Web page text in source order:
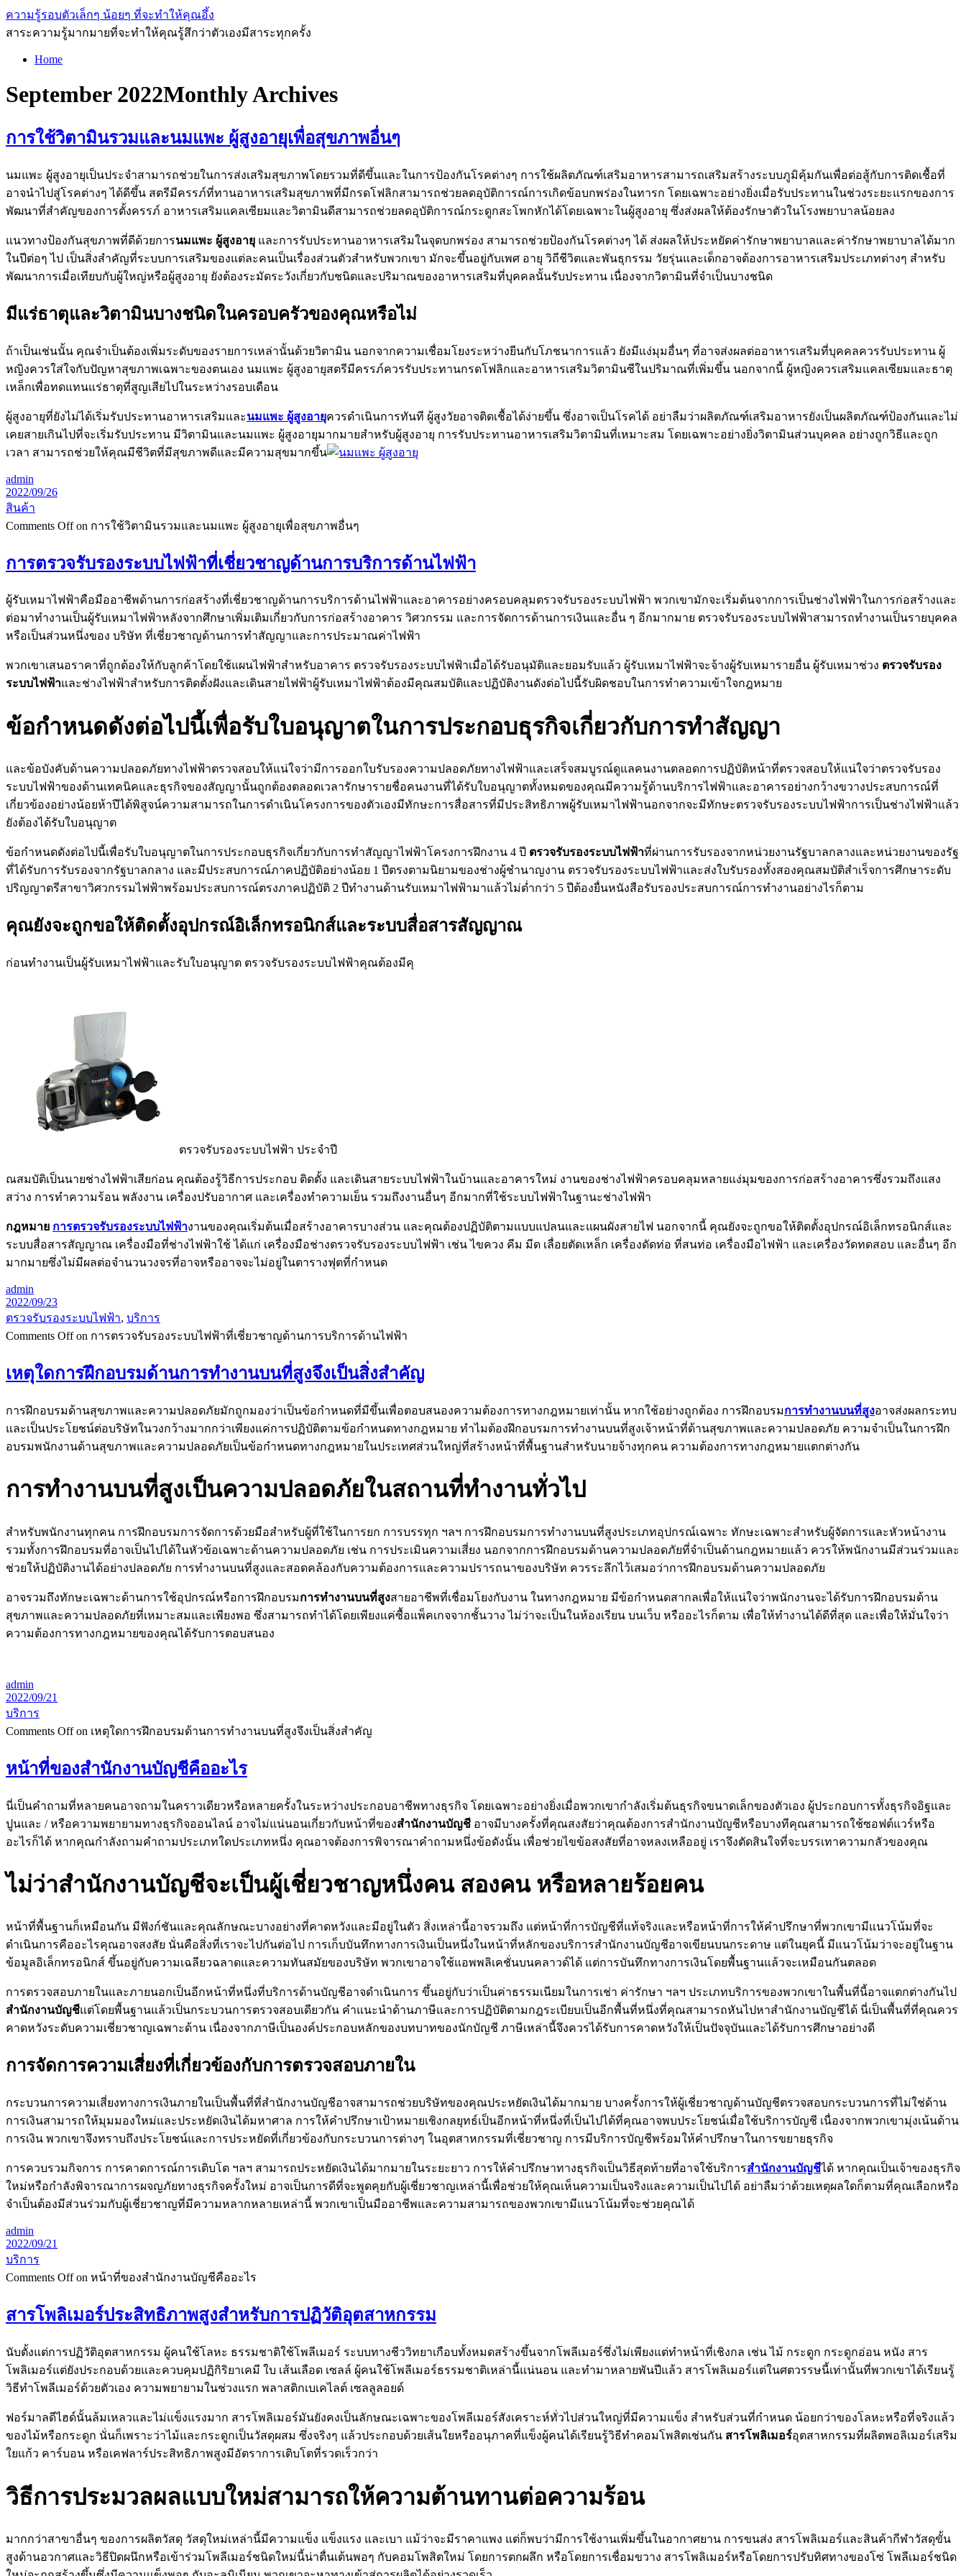
ความรู้รอบตัวเล็กๆ น้อยๆ ที่จะทำให้คุณอึ้ง
สาระความรู้มากมายที่จะทำให้คุณรู้สึกว่าตัวเองมีสาระทุกครั้ง
Home
September 2022Monthly Archives
การใช้วิตามินรวมและนมแพะ ผู้สูงอายุเพื่อสุขภาพอื่นๆ
นมแพะ ผู้สูงอายุเป็นประจำสามารถช่วยในการส่งเสริมสุขภาพโดยรวมที่ดีขึ้นและในการป้องกันโรคต่างๆ การใช้ผลิตภัณฑ์เสริมอาหารสามารถเสริมสร้างระบบภูมิคุ้มกันเพื่อต่อสู้กับการติดเชื้อที่
อาจนำไปสู่โรคต่างๆ ได้ดีขึ้น สตรีมีครรภ์ที่ทานอาหารเสริมสุขภาพที่มีกรดโฟลิกสามารถช่วยลดอุบัติการณ์การเกิดข้อบกพร่องในทารก โดยเฉพาะอย่างยิ่งเมื่อรับประทานในช่วงระยะแรกของการ
พัฒนาที่สำคัญของการตั้งครรภ์ อาหารเสริมแคลเซียมและวิตามินดีสามารถช่วยลดอุบัติการณ์กระดูกสะโพกหักได้โดยเฉพาะในผู้สูงอายุ ซึ่งส่งผลให้ต้องรักษาตัวในโรงพยาบาลน้อยลง
แนวทางป้องกันสุขภาพที่ดีด้วยการนมแพะ ผู้สูงอายุ และการรับประทานอาหารเสริมในจุดบกพร่อง สามารถช่วยป้องกันโรคต่างๆ ได้ ส่งผลให้ประหยัดค่ารักษาพยาบาลและค่ารักษาพยาบาลได้มาก
ในปีต่อๆ ไป เป็นสิ่งสำคัญที่ระบบการเสริมของแต่ละคนเป็นเรื่องส่วนตัวสำหรับพวกเขา มักจะขึ้นอยู่กับเพศ อายุ วิถีชีวิตและพันธุกรรม วัยรุ่นและเด็กอาจต้องการอาหารเสริมประเภทต่างๆ สำหรับ
พัฒนาการเมื่อเทียบกับผู้ใหญ่หรือผู้สูงอายุ ยังต้องระมัดระวังเกี่ยวกับชนิดและปริมาณของอาหารเสริมที่บุคคลนั้นรับประทาน เนื่องจากวิตามินที่จำเป็นบางชนิด
มีแร่ธาตุและวิตามินบางชนิดในครอบครัวของคุณหรือไม่
ถ้าเป็นเช่นนั้น คุณจำเป็นต้องเพิ่มระดับของรายการเหล่านั้นด้วยวิตามิน นอกจากความเชื่อมโยงระหว่างยีนกับโภชนาการแล้ว ยังมีแง่มุมอื่นๆ ที่อาจส่งผลต่ออาหารเสริมที่บุคคลควรรับประทาน ผู้
หญิงควรใส่ใจกับปัญหาสุขภาพเฉพาะของตนเอง นมแพะ ผู้สูงอายุสตรีมีครรภ์ควรรับประทานกรดโฟลิกและอาหารเสริมวิตามินซีในปริมาณที่เพิ่มขึ้น นอกจากนี้ ผู้หญิงควรเสริมแคลเซียมและธาตุ
เหล็กเพื่อทดแทนแร่ธาตุที่สูญเสียไปในระหว่างรอบเดือน
ผู้สูงอายุที่ยังไม่ได้เริ่มรับประทานอาหารเสริมและนมแพะ ผู้สูงอายุควรดำเนินการทันที ผู้สูงวัยอาจติดเชื้อได้ง่ายขึ้น ซึ่งอาจเป็นโรคได้ อย่าลืมว่าผลิตภัณฑ์เสริมอาหารยังเป็นผลิตภัณฑ์ป้องกันและไม่
เคยสายเกินไปที่จะเริ่มรับประทาน มีวิตามินและนมแพะ ผู้สูงอายุมากมายสำหรับผู้สูงอายุ การรับประทานอาหารเสริมวิตามินที่เหมาะสม โดยเฉพาะอย่างยิ่งวิตามินส่วนบุคคล อย่างถูกวิธีและถูก
เวลา สามารถช่วยให้คุณมีชีวิตที่มีสุขภาพดีและมีความสุขมากขึ้น
admin
2022/09/26
สินค้า
Comments Offon การใช้วิตามินรวมและนมแพะ ผู้สูงอายุเพื่อสุขภาพอื่นๆ
การตรวจรับรองระบบไฟฟ้าที่เชี่ยวชาญด้านการบริการด้านไฟฟ้า
ผู้รับเหมาไฟฟ้าคือมืออาชีพด้านการก่อสร้างที่เชี่ยวชาญด้านการบริการด้านไฟฟ้าและอาคารอย่างครอบคลุมตรวจรับรองระบบไฟฟ้า พวกเขามักจะเริ่มต้นจากการเป็นช่างไฟฟ้าในการก่อสร้างและ
ต่อมาทำงานเป็นผู้รับเหมาไฟฟ้าหลังจากศึกษาเพิ่มเติมเกี่ยวกับการก่อสร้างอาคาร วิศวกรรม และการจัดการด้านการเงินและอื่น ๆ อีกมากมาย ตรวจรับรองระบบไฟฟ้าสามารถทำงานเป็นรายบุคคล
หรือเป็นส่วนหนึ่งของ บริษัท ที่เชี่ยวชาญด้านการทำสัญญาและการประมาณค่าไฟฟ้า
พวกเขาเสนอราคาที่ถูกต้องให้กับลูกค้าโดยใช้แผนไฟฟ้าสำหรับอาคาร ตรวจรับรองระบบไฟฟ้าเมื่อได้รับอนุมัติและยอมรับแล้ว ผู้รับเหมาไฟฟ้าจะจ้างผู้รับเหมารายอื่น ผู้รับเหมาช่วง ตรวจรับรอง
ระบบไฟฟ้าและช่างไฟฟ้าสำหรับการติดตั้งฝังและเดินสายไฟฟ้าผู้รับเหมาไฟฟ้าต้องมีคุณสมบัติและปฏิบัติงานดังต่อไปนี้รับผิดชอบในการทำความเข้าใจกฎหมาย
ข้อกำหนดดังต่อไปนี้เพื่อรับใบอนุญาตในการประกอบธุรกิจเกี่ยวกับการทำสัญญา
และข้อบังคับด้านความปลอดภัยทางไฟฟ้าตรวจสอบให้แน่ใจว่ามีการออกใบรับรองความปลอดภัยทางไฟฟ้าและเสร็จสมบูรณ์ดูแลคนงานตลอดการปฏิบัติหน้าที่ตรวจสอบให้แน่ใจว่าตรวจรับรอง
ระบบไฟฟ้าของด้านเทคนิคและธุรกิจของสัญญานั้นถูกต้องตลอดเวลารักษารายชื่อคนงานที่ได้รับใบอนุญาตทั้งหมดของคุณมีความรู้ด้านบริการไฟฟ้าและอาคารอย่างกว้างขวางประสบการณ์ที่
เกี่ยวข้องอย่างน้อยห้าปีได้พิสูจน์ความสามารถในการดำเนินโครงการของตัวเองมีทักษะการสื่อสารที่มีประสิทธิภาพผู้รับเหมาไฟฟ้านอกจากจะมีทักษะตรวจรับรองระบบไฟฟ้าการเป็นช่างไฟฟ้าแล้ว
ยังต้องได้รับใบอนุญาต
ข้อกำหนดดังต่อไปนี้เพื่อรับใบอนุญาตในการประกอบธุรกิจเกี่ยวกับการทำสัญญาไฟฟ้าโครงการฝึกงาน 4 ปี ตรวจรับรองระบบไฟฟ้าที่ผ่านการรับรองจากหน่วยงานรัฐบาลกลางและหน่วยงานของรัฐ
ที่ได้รับการรับรองจากรัฐบาลกลาง และมีประสบการณ์ภาคปฏิบัติอย่างน้อย 1 ปีตรงตามนิยามของช่างผู้ชำนาญงาน ตรวจรับรองระบบไฟฟ้าและส่งใบรับรองทั้งสองคุณสมบัติสำเร็จการศึกษาระดับ
ปริญญาตรีสาขาวิศวกรรมไฟฟ้าพร้อมประสบการณ์ตรงภาคปฏิบัติ 2 ปีทำงานด้านรับเหมาไฟฟ้ามาแล้วไม่ต่ำกว่า 5 ปีต้องยื่นหนังสือรับรองประสบการณ์การทำงานอย่างไรก็ตาม
คุณยังจะถูกขอให้ติดตั้งอุปกรณ์อิเล็กทรอนิกส์และระบบสื่อสารสัญญาณ
ก่อนทำงานเป็นผู้รับเหมาไฟฟ้าและรับใบอนุญาต ตรวจรับรองระบบไฟฟ้าคุณต้องมีคุ
ตรวจรับรองระบบไฟฟ้า ประจำปี
ณสมบัติเป็นนายช่างไฟฟ้าเสียก่อน คุณต้องรู้วิธีการประกอบ ติดตั้ง และเดินสายระบบไฟฟ้าในบ้านและอาคารใหม่ งานของช่างไฟฟ้าครอบคลุมหลายแง่มุมของการก่อสร้างอาคารซึ่งรวมถึงแสง
สว่าง การทำความร้อน พลังงาน เครื่องปรับอากาศ และเครื่องทำความเย็น รวมถึงงานอื่นๆ อีกมากที่ใช้ระบบไฟฟ้าในฐานะช่างไฟฟ้า
กฎหมาย การตรวจรับรองระบบไฟฟ้างานของคุณเริ่มต้นเมื่อสร้างอาคารบางส่วน และคุณต้องปฏิบัติตามแบบแปลนและแผนผังสายไฟ นอกจากนี้ คุณยังจะถูกขอให้ติดตั้งอุปกรณ์อิเล็กทรอนิกส์และ
ระบบสื่อสารสัญญาณ เครื่องมือที่ช่างไฟฟ้าใช้ ได้แก่ เครื่องมือช่างตรวจรับรองระบบไฟฟ้า เช่น ไขควง คีม มีด เลื่อยตัดเหล็ก เครื่องดัดท่อ ที่สนท่อ เครื่องมือไฟฟ้า และเครื่องวัดทดสอบ และอื่นๆ อีก
มากมายซึ่งไม่มีผลต่อจำนวนวงจรที่อาจหรืออาจจะไม่อยู่ในตารางฟุตที่กำหนด
admin
2022/09/23
ตรวจรับรองระบบไฟฟ้า, บริการ
Comments Offon การตรวจรับรองระบบไฟฟ้าที่เชี่ยวชาญด้านการบริการด้านไฟฟ้า
เหตุใดการฝึกอบรมด้านการทำงานบนที่สูงจึงเป็นสิ่งสำคัญ
การฝึกอบรมด้านสุขภาพและความปลอดภัยมักถูกมองว่าเป็นข้อกำหนดที่มีขึ้นเพื่อตอบสนองความต้องการทางกฎหมายเท่านั้น หากใช้อย่างถูกต้อง การฝึกอบรมการทำงานบนที่สูงอาจส่งผลกระทบ
และเป็นประโยชน์ต่อบริษัทในวงกว้างมากกว่าเพียงแค่การปฏิบัติตามข้อกำหนดทางกฎหมาย ทำไมต้องฝึกอบรมการทำงานบนที่สูงเจ้าหน้าที่ด้านสุขภาพและความปลอดภัย ความจำเป็นในการฝึก
อบรมพนักงานด้านสุขภาพและความปลอดภัยเป็นข้อกำหนดทางกฎหมายในประเทศส่วนใหญ่ที่สร้างหน้าที่พื้นฐานสำหรับนายจ้างทุกคน ความต้องการทางกฎหมายแตกต่างกัน
การทำงานบนที่สูงเป็นความปลอดภัยในสถานที่ทำงานทั่วไป
สำหรับพนักงานทุกคน การฝึกอบรมการจัดการด้วยมือสำหรับผู้ที่ใช้ในการยก การบรรทุก ฯลฯ การฝึกอบรมการทำงานบนที่สูงประเภทอุปกรณ์เฉพาะ ทักษะเฉพาะสำหรับผู้จัดการและหัวหน้างาน
รวมทั้งการฝึกอบรมที่อาจเป็นไปได้ในหัวข้อเฉพาะด้านความปลอดภัย เช่น การประเมินความเสี่ยง นอกจากการฝึกอบรมด้านความปลอดภัยที่จำเป็นด้านกฎหมายแล้ว ควรให้พนักงานมีส่วนร่วมและ
ช่วยให้ปฏิบัติงานได้อย่างปลอดภัย การทำงานบนที่สูงและสอดคล้องกับความต้องการและความปรารถนาของบริษัท ควรระลึกไว้เสมอว่าการฝึกอบรมด้านความปลอดภัย
อาจรวมถึงทักษะเฉพาะด้านการใช้อุปกรณ์หรือการฝึกอบรมการทำงานบนที่สูงสายอาชีพที่เชื่อมโยงกับงาน ในทางกฎหมาย มีข้อกำหนดสากลเพื่อให้แน่ใจว่าพนักงานจะได้รับการฝึกอบรมด้าน
สุขภาพและความปลอดภัยที่เหมาะสมและเพียงพอ ซึ่งสามารถทำได้โดยเพียงแค่ซื้อแพ็คเกจจากชั้นวาง ไม่ว่าจะเป็นในห้องเรียน บนเว็บ หรืออะไรก็ตาม เพื่อให้ทำงานได้ดีที่สุด และเพื่อให้มั่นใจว่า
ความต้องการทางกฎหมายของคุณได้รับการตอบสนอง
admin
2022/09/21
บริการ
Comments Offon เหตุใดการฝึกอบรมด้านการทำงานบนที่สูงจึงเป็นสิ่งสำคัญ
หน้าที่ของสำนักงานบัญชีคืออะไร
นี่เป็นคำถามที่หลายคนอาจถามในคราวเดียวหรือหลายครั้งในระหว่างประกอบอาชีพทางธุรกิจ โดยเฉพาะอย่างยิ่งเมื่อพวกเขากำลังเริ่มต้นธุรกิจขนาดเล็กของตัวเอง ผู้ประกอบการทั้งธุรกิจอิฐและ
ปูนและ / หรือความพยายามทางธุรกิจออนไลน์ อาจไม่แน่นอนเกี่ยวกับหน้าที่ของสำนักงานบัญชี อาจมีบางครั้งที่คุณสงสัยว่าคุณต้องการสำนักงานบัญชีหรือบางทีคุณสามารถใช้ซอฟต์แวร์หรือ
อะไรก็ได้ หากคุณกำลังถามคำถามประเภทใดประเภทหนึ่ง คุณอาจต้องการพิจารณาคำถามหนึ่งข้อดังนั้น เพื่อช่วยไขข้อสงสัยที่อาจหลงเหลืออยู่ เราจึงตัดสินใจที่จะบรรเทาความกลัวของคุณ
ไม่ว่าสำนักงานบัญชีจะเป็นผู้เชี่ยวชาญหนึ่งคน สองคน หรือหลายร้อยคน
หน้าที่พื้นฐานก็เหมือนกัน มีฟังก์ชันและคุณลักษณะบางอย่างที่คาดหวังและมีอยู่ในตัว สิ่งเหล่านี้อาจรวมถึง แต่หน้าที่การบัญชีที่แท้จริงและหรือหน้าที่การให้คำปรึกษาที่พวกเขามีแนวโน้มที่จะ
ดำเนินการคืออะไรคุณอาจสงสัย นั่นคือสิ่งที่เราจะไปกันต่อไป การเก็บบันทึกทางการเงินเป็นหนึ่งในหน้าที่หลักของบริการสำนักงานบัญชีอาจเขียนบนกระดาษ แต่ในยุคนี้ มีแนวโน้มว่าจะอยู่ในฐาน
ข้อมูลอิเล็กทรอนิกส์ ขึ้นอยู่กับความเฉลียวฉลาดและความทันสมัยของบริษัท พวกเขาอาจใช้แอพพลิเคชั่นบนคลาวด์ได้ แต่การบันทึกทางการเงินโดยพื้นฐานแล้วจะเหมือนกันตลอด
การตรวจสอบภายในและภายนอกเป็นอีกหน้าที่หนึ่งที่บริการด้านบัญชีอาจดำเนินการ ขึ้นอยู่กับว่าเป็นค่าธรรมเนียมในการเช่า ค่ารักษา ฯลฯ ประเภทบริการของพวกเขาในพื้นที่นี้อาจแตกต่างกันไป
สำนักงานบัญชีแต่โดยพื้นฐานแล้วเป็นกระบวนการตรวจสอบเดียวกัน คำแนะนำด้านภาษีและการปฏิบัติตามกฎระเบียบเป็นอีกพื้นที่หนึ่งที่คุณสามารถหันไปหาสำนักงานบัญชีได้ นี่เป็นพื้นที่ที่คุณควร
คาดหวังระดับความเชี่ยวชาญเฉพาะด้าน เนื่องจากภาษีเป็นองค์ประกอบหลักของบทบาทของนักบัญชี ภาษีเหล่านี้จึงควรได้รับการคาดหวังให้เป็นปัจจุบันและได้รับการศึกษาอย่างดี
การจัดการความเสี่ยงที่เกี่ยวข้องกับการตรวจสอบภายใน
กระบวนการความเสี่ยงทางการเงินภายในเป็นพื้นที่ที่สำนักงานบัญชีอาจสามารถช่วยบริษัทของคุณประหยัดเงินได้มากมาย บางครั้งการให้ผู้เชี่ยวชาญด้านบัญชีตรวจสอบกระบวนการที่ไม่ใช่ด้าน
การเงินสามารถให้มุมมองใหม่และประหยัดเงินได้มหาศาล การให้คำปรึกษาเป้าหมายเชิงกลยุทธ์เป็นอีกหน้าที่หนึ่งที่เป็นไปได้ที่คุณอาจพบประโยชน์เมื่อใช้บริการบัญชี เนื่องจากพวกเขามุ่งเน้นด้าน
การเงิน พวกเขาจึงทราบถึงประโยชน์และการประหยัดที่เกี่ยวข้องกับกระบวนการต่างๆ ในอุตสาหกรรมที่เชี่ยวชาญ การมีบริการบัญชีพร้อมให้คำปรึกษาในการขยายธุรกิจ
การควบรวมกิจการ การคาดการณ์การเติบโต ฯลฯ สามารถประหยัดเงินได้มากมายในระยะยาว การให้คำปรึกษาทางธุรกิจเป็นวิธีสุดท้ายที่อาจใช้บริการสำนักงานบัญชีได้ หากคุณเป็นเจ้าของธุรกิจ
ใหม่หรือกำลังพิจารณาการผจญภัยทางธุรกิจครั้งใหม่ อาจเป็นการดีที่จะพูดคุยกับผู้เชี่ยวชาญเหล่านี้เพื่อช่วยให้คุณเห็นความเป็นจริงและความเป็นไปได้ อย่าลืมว่าด้วยเหตุผลใดก็ตามที่คุณเลือกหรือ
จำเป็นต้องมีส่วนร่วมกับผู้เชี่ยวชาญที่มีความหลากหลายเหล่านี้ พวกเขาเป็นมืออาชีพและความสามารถของพวกเขามีแนวโน้มที่จะช่วยคุณได้
admin
2022/09/21
บริการ
Comments Offon หน้าที่ของสำนักงานบัญชีคืออะไร
สารโพลิเมอร์ประสิทธิภาพสูงสำหรับการปฏิวัติอุตสาหกรรม
นับตั้งแต่การปฏิวัติอุตสาหกรรม ผู้คนใช้โลหะ ธรรมชาติใช้โพลีเมอร์ ระบบทางชีววิทยาเกือบทั้งหมดสร้างขึ้นจากโพลีเมอร์ซึ่งไม่เพียงแต่ทำหน้าที่เชิงกล เช่น ไม้ กระดูก กระดูกอ่อน หนัง สาร
โพลิเมอร์แต่ยังประกอบด้วยและควบคุมปฏิกิริยาเคมี ใบ เส้นเลือด เซลล์ ผู้คนใช้โพลีเมอร์ธรรมชาติเหล่านี้แน่นอน และทำมาหลายพันปีแล้ว สารโพลิเมอร์แต่ในศตวรรษนี้เท่านั้นที่พวกเขาได้เรียนรู้
วิธีทำโพลีเมอร์ด้วยตัวเอง ความพยายามในช่วงแรก พลาสติกเบเคไลต์ เซลลูลอยด์
ฟอร์มาลดีไฮด์นั้นล้มเหลวและไม่แข็งแรงมาก สารโพลิเมอร์มันยังคงเป็นลักษณะเฉพาะของโพลีเมอร์สังเคราะห์ทั่วไปส่วนใหญ่ที่มีความแข็ง สำหรับส่วนที่กำหนด น้อยกว่าของโลหะหรือที่จริงแล้ว
ของไม้หรือกระดูก นั่นก็เพราะว่าไม้และกระดูกเป็นวัสดุผสม ซึ่งจริงๆ แล้วประกอบด้วยเส้นใยหรืออนุภาคที่แข็งผู้คนได้เรียนรู้วิธีทำคอมโพสิตเช่นกัน สารโพลิเมอร์อุตสาหกรรมที่ผลิตพอลิเมอร์เสริม
ใยแก้ว คาร์บอน หรือเคฟลาร์ประสิทธิภาพสูงมีอัตราการเติบโตที่รวดเร็วกว่า
วิธีการประมวลผลแบบใหม่สามารถให้ความต้านทานต่อความร้อน
มากกว่าสาขาอื่นๆ ของการผลิตวัสดุ วัสดุใหม่เหล่านี้มีความแข็ง แข็งแรง และเบา แม้ว่าจะมีราคาแพง แต่ก็พบว่ามีการใช้งานเพิ่มขึ้นในอากาศยาน การขนส่ง สารโพลิเมอร์และสินค้ากีฬาวัสดุขั้น
สูงด้านอวกาศและวิธีปิดผนึกหรือเข้าร่วมโพลีเมอร์ชนิดใหม่นี้น่าตื่นเต้นพอๆ กับคอมโพสิตใหม่ โดยการตกผลึก หรือโดยการเชื่อมขวาง สารโพลิเมอร์หรือโดยการปรับทิศทางของโซ่ โพลีเมอร์ชนิด